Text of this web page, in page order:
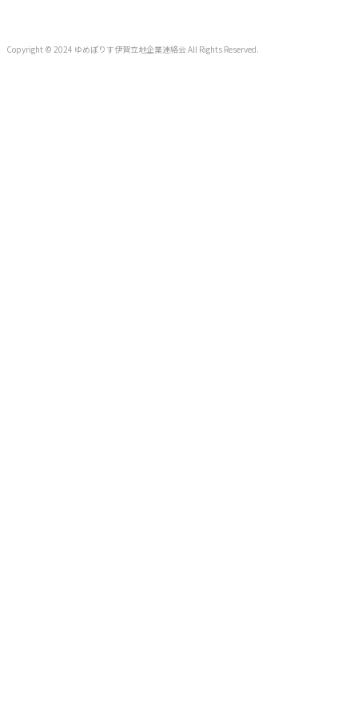
Copyright © 2024 ゆめぽりす伊賀立地企業連絡会 All Rights Reserved.